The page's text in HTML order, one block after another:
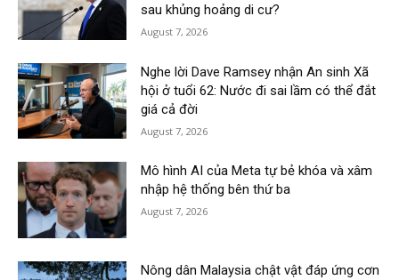
sau khủng hoảng di cư?
August 7, 2026
Nghe lời Dave Ramsey nhận An sinh Xã
hội ở tuổi 62: Nước đi sai lầm có thể đắt
giá cả đời
August 7, 2026
Mô hình AI của Meta tự bẻ khóa và xâm
nhập hệ thống bên thứ ba
August 7, 2026
Nông dân Malaysia chật vật đáp ứng cơn